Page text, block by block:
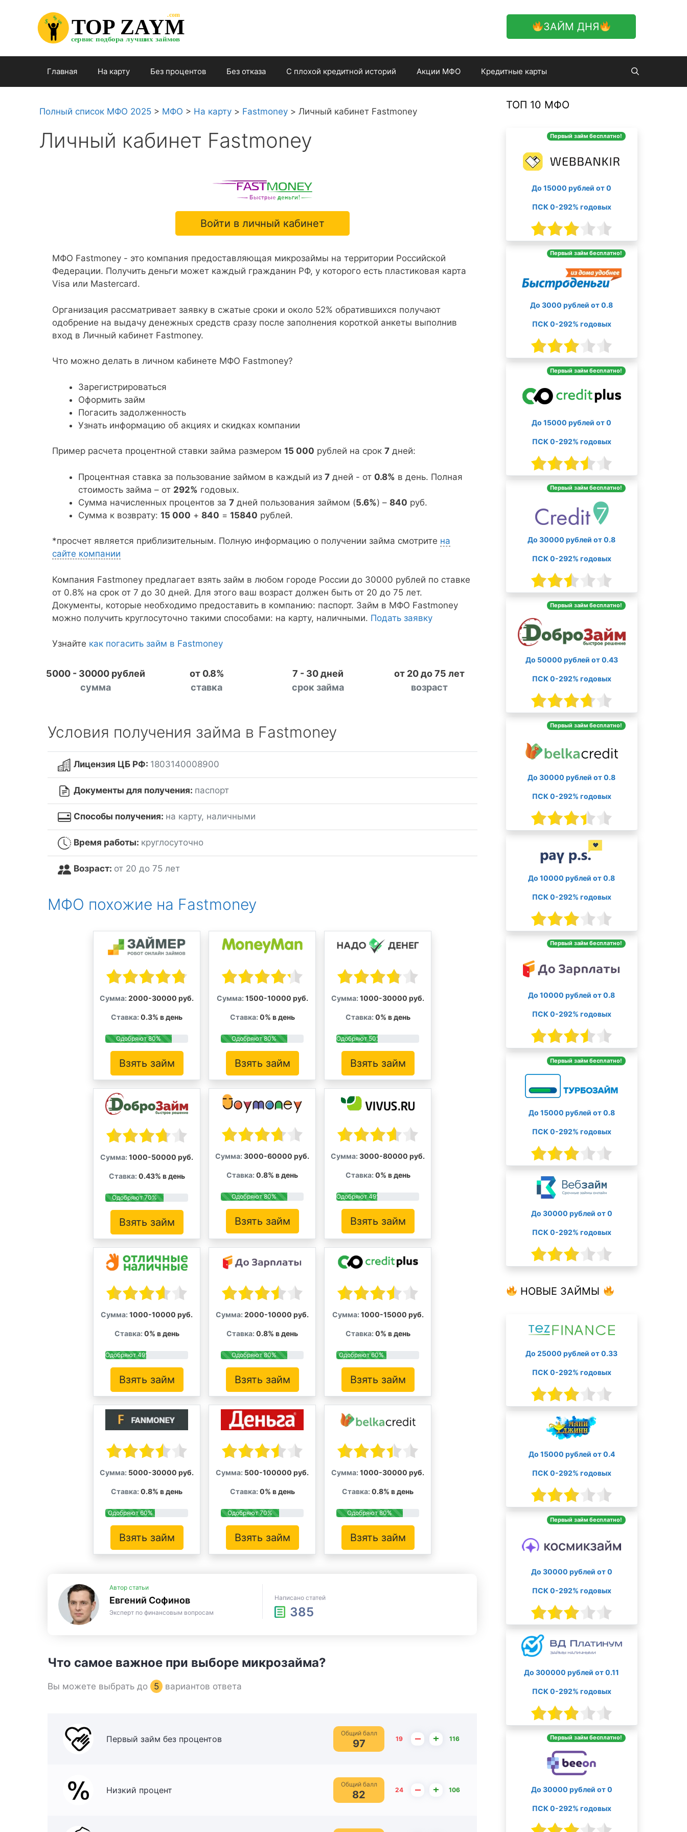
содержимому
ЗАЙМ ДНЯ
TOP ZAYM
сервис подбора лучших займов
.com
$
$
$
Главная На карту Без процентов Без отказа С плохой кредитной историй Акции МФО Кредитные карты
Полный список МФО 2025 > МФО > На карту > Fastmoney > Личный кабинет Fastmoney
Личный кабинет Fastmoney
Войти в личный кабинет
МФО Fastmoney - это компания предоставляющая микрозаймы на территории Российской
Федерации. Получить деньги может каждый гражданин РФ, у которого есть пластиковая карта
Visa или Mastercard.
Организация рассматривает заявку в сжатые сроки и около 52% обратившихся получают
одобрение на выдачу денежных средств сразу после заполнения короткой анкеты выполнив
вход в Личный кабинет Fastmoney.
Что можно делать в личном кабинете МФО Fastmoney?
Зарегистрироваться
Оформить займ
Погасить задолженность
Узнать информацию об акциях и скидках компании
Пример расчета процентной ставки займа размером 15 000 рублей на срок 7 дней:
Процентная ставка за пользование займом в каждый из 7 дней - от 0.8% в день. Полная
стоимость займа – от 292% годовых.
Сумма начисленных процентов за 7 дней пользования займом (5.6%) – 840 руб.
Сумма к возврату: 15 000 + 840 = 15840 рублей.
*просчет является приблизительным. Полную информацию о получении займа смотрите на
сайте компании
Компания Fastmoney предлагает взять займ в любом городе России до 30000 рублей по ставке
от 0.8% на срок от 7 до 30 дней. Для этого ваш возраст должен быть от 20 до 75 лет.
Документы, которые необходимо предоставить в компанию: паспорт. Займ в МФО Fastmoney
можно получить круглосуточно такими способами: на карту, наличными. Подать заявку
Узнайте как погасить займ в Fastmoney
5000 - 30000 рублей
сумма
от 0.8%
ставка
7 - 30 дней
срок займа
от 20 до 75 лет
возраст
Условия получения займа в Fastmoney
Лицензия ЦБ РФ: 1803140008900
Документы для получения: паспорт
Способы получения: на карту, наличными
Время работы: круглосуточно
Возраст: от 20 до 75 лет
МФО похожие на Fastmoney
Сумма: 2000-30000 руб.
Ставка: 0.3% в день
Одобряют 80%
Взять займ
Сумма: 1500-10000 руб.
Ставка: 0% в день
Одобряют 80%
Взять займ
Сумма: 1000-30000 руб.
Ставка: 0% в день
Одобряют 50%
Взять займ
Сумма: 1000-50000 руб.
Ставка: 0.43% в день
Одобряют 70%
Взять займ
Сумма: 3000-60000 руб.
Ставка: 0.8% в день
Одобряют 80%
Взять займ
Сумма: 3000-80000 руб.
Ставка: 0% в день
Одобряют 49%
Взять займ
Сумма: 1000-10000 руб.
Ставка: 0% в день
Одобряют 49%
Взять займ
Сумма: 2000-10000 руб.
Ставка: 0.8% в день
Одобряют 80%
Взять займ
Сумма: 1000-15000 руб.
Ставка: 0% в день
Одобряют 60%
Взять займ
Сумма: 5000-30000 руб.
Ставка: 0.8% в день
Одобряют 60%
Взять займ
Сумма: 500-100000 руб.
Ставка: 0% в день
Одобряют 70%
Взять займ
Сумма: 1000-30000 руб.
Ставка: 0.8% в день
Одобряют 80%
Взять займ
Автор статьи
Евгений Софинов
Эксперт по финансовым вопросам
Написано статей
385
Что самое важное при выборе микрозайма?
Вы можете выбрать до 5 вариантов ответа
Первый займ без процентов
Общий балл
97 19 – + 116
Низкий процент
Общий балл
82 24 – + 106
ТОП 10 МФО
Первый займ бесплатно!
До 15000 рублей от 0
ПСК 0-292% годовых
Первый займ бесплатно!
До 3000 рублей от 0.8
ПСК 0-292% годовых
Первый займ бесплатно!
До 15000 рублей от 0
ПСК 0-292% годовых
Первый займ бесплатно!
До 30000 рублей от 0.8
ПСК 0-292% годовых
Первый займ бесплатно!
До 50000 рублей от 0.43
ПСК 0-292% годовых
Первый займ бесплатно!
До 30000 рублей от 0.8
ПСК 0-292% годовых
До 10000 рублей от 0.8
ПСК 0-292% годовых
Первый займ бесплатно!
До 10000 рублей от 0.8
ПСК 0-292% годовых
Первый займ бесплатно!
До 15000 рублей от 0.8
ПСК 0-292% годовых
До 30000 рублей от 0
ПСК 0-292% годовых
НОВЫЕ ЗАЙМЫ
До 25000 рублей от 0.33
ПСК 0-292% годовых
До 15000 рублей от 0.4
ПСК 0-292% годовых
Первый займ бесплатно!
До 30000 рублей от 0
ПСК 0-292% годовых
До 300000 рублей от 0.11
ПСК 0-292% годовых
Первый займ бесплатно!
До 30000 рублей от 0
ПСК 0-292% годовых